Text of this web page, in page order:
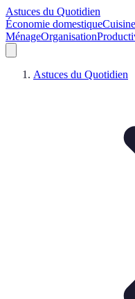
Astuces du Quotidien
Économie domestique
MénageOrganisation
Astuces du Quotidien